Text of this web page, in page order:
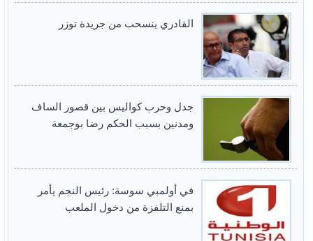
القادري ينسحب من جريدة توزر
جدل وحرب كواليس بين قصور الساف
ومدنين بسبب الحكم رضا بوجمعة
في أولمبي سوسة: رئيس النجم يأمر
بمنع التلفزة من دخول الملعب